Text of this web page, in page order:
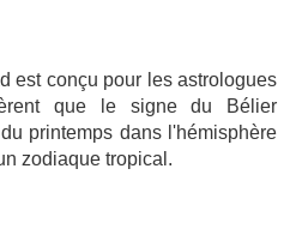
est conçu pour les astrologues
que le signe du Bélier
printemps dans l'hémisphère
zodiaque tropical.